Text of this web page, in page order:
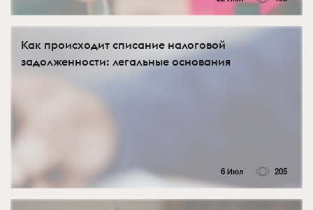
Как происходит списание налоговой
задолженности: легальные основания
6 Июл 205